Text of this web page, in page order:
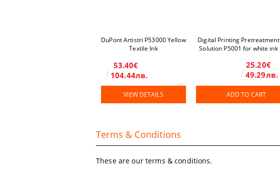
DuPont Artistri P53000 Yellow
Textile Ink
53.40€
104.44лв.
VIEW DETAILS
Digital Printing Pretreatment
Solution P5001 for white ink
25.20€
49.29лв.
ADD TO CART
Terms & Conditions
These are our terms & conditions.